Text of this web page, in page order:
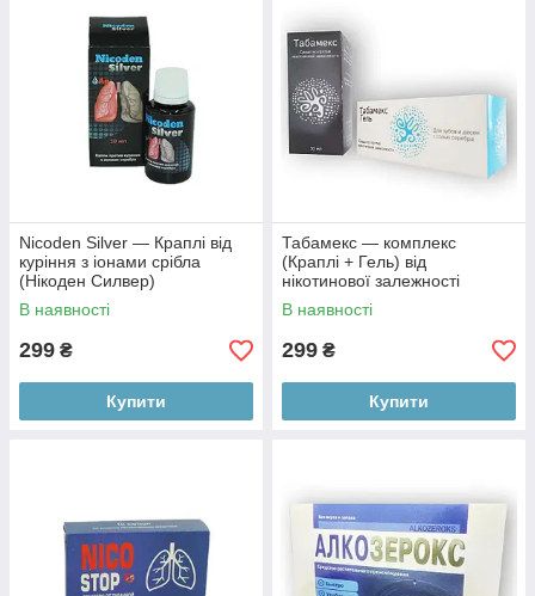
Nicoden Silver — Краплі від
куріння з іонами срібла
(Нікоден Силвер)
В наявності
299 ₴
Купити
Табамекс — комплекс
(Краплі + Гель) від
нікотинової залежності
В наявності
299 ₴
Купити